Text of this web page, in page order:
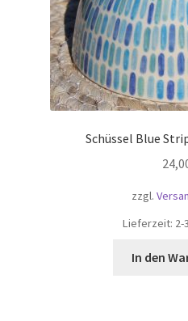
Schüssel Blue
zzgl.
Lieferzeit: 2-
In den